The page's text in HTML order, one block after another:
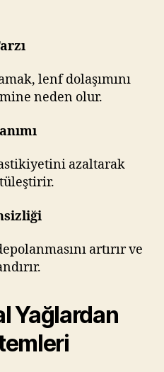
lenf dolaşımını
neden olur.
azaltarak
artırır ve
Yağlardan